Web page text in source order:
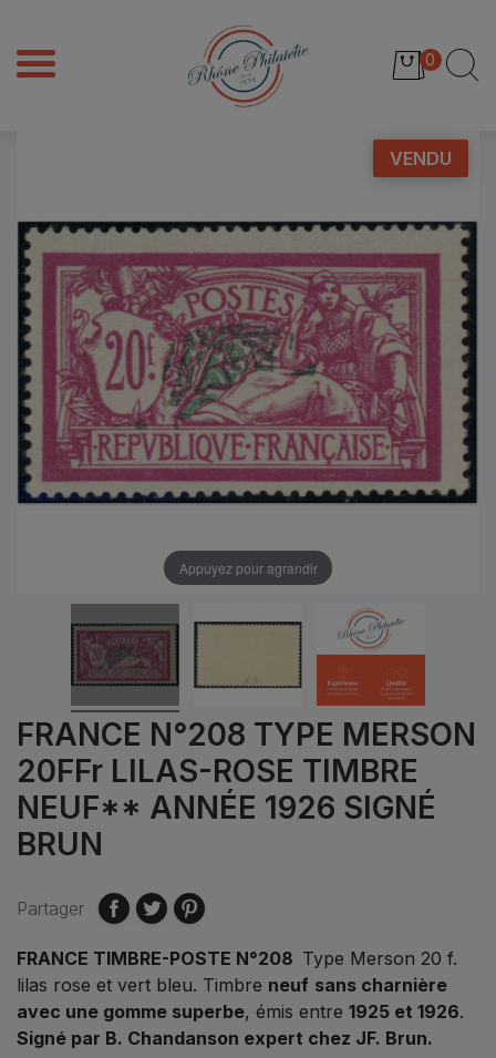
0
VENDU
Appuyez pour agrandir
FRANCE N°208 TYPE MERSON
20FFr LILAS-ROSE TIMBRE
NEUF** ANNÉE 1926 SIGNÉ
BRUN
Partager
FRANCE TIMBRE-POSTE N°208 Type Merson 20 f.
lilas rose et vert bleu. Timbre neuf sans charnière
avec une gomme superbe, émis entre 1925 et 1926.
Signé par B. Chandanson expert chez JF. Brun.